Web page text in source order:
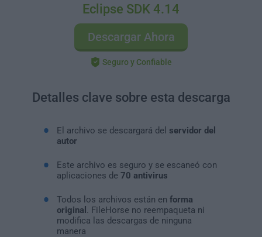
Eclipse SDK 4.14
Descargar Ahora
Seguro y Confiable
Detalles clave sobre esta descarga
El archivo se descargará del servidor del
autor
Este archivo es seguro y se escaneó con
aplicaciones de 70 antivirus
Todos los archivos están en forma
original
. FileHorse no reempaqueta ni
modifica las descargas de ninguna
manera